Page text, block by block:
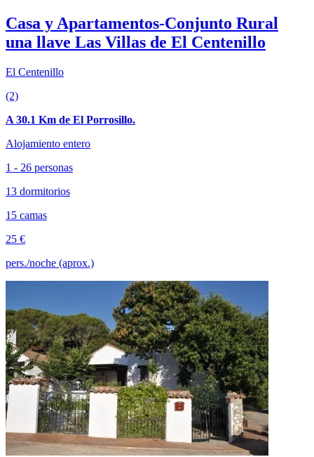
Casa y Apartamentos-Conjunto Rural
una llave Las Villas de El Centenillo
El Centenillo
(2)
A 30.1 Km de El Porrosillo.
Alojamiento entero
1 - 26 personas
13 dormitorios
15 camas
25 €
pers./noche (aprox.)